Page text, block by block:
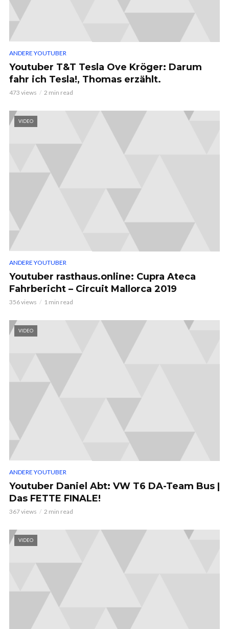
ANDERE YOUTUBER
Youtuber T&T Tesla Ove Kröger: Darum
fahr ich Tesla!, Thomas erzählt.
473 views 2 min read
VIDEO
ANDERE YOUTUBER
Youtuber rasthaus.online: Cupra Ateca
Fahrbericht – Circuit Mallorca 2019
356 views 1 min read
VIDEO
ANDERE YOUTUBER
Youtuber Daniel Abt: VW T6 DA-Team Bus |
Das FETTE FINALE!
367 views 2 min read
VIDEO